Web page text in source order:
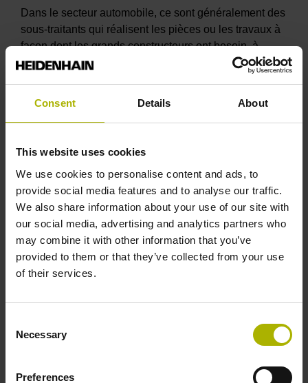
Consent Details About
This website uses cookies
We use cookies to personalise content and ads, to
provide social media features and to analyse our traffic.
We also share information about your use of our site with
our social media, advertising and analytics partners who
may combine it with other information that you’ve
provided to them or that they’ve collected from your use
of their services.
Selection
Necessary
Preferences
Dans le secteur automobile, ce sont généralement des
sous-traitants qui réalisent les pièces ou les travaux à
façon dont les grands constructeurs ont besoin, à
l’instar de l’entreprise Hermesmeyer & Greweling qui
qu’il rééquipe ensuite à ses propres fins, avec l’aide
de HEIDENHAIN.
20 ans durant, Daimler a exploité quatre fraiseuses à
portique Droop+Rein qui, au bout de 20 ans de bons
et loyaux services, auraient normalement dû finir à la
casse. Mais l'entreprise Hermesmeyer & Greweling en
machines fiables et robustes sur son site de
Marienfeld (Westphalie, Allemagne), et de leur faire
subir à un rétrofit complet.
Les techniciens de Hermesmeyer & Greweling se sont